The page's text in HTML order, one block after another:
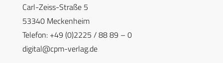
Carl-Zeiss-Straße 5
53340 Meckenheim
Telefon: +49 (0)2225 / 88 89 – 0
digital@cpm-verlag.de